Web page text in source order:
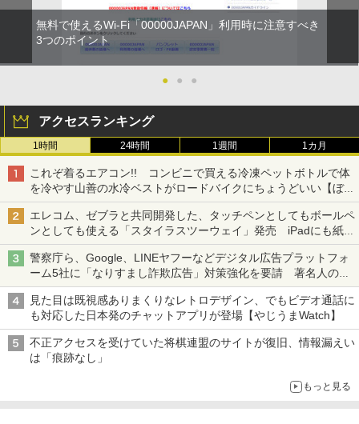
無料で使えるWi-Fi「00000JAPAN」利用時に注意すべき
3つのポイント
● ● ●
アクセスランキング
1時間 24時間 1週間 1カ月
これぞ着るエアコン!! コンビニで買える冷凍ペットボトルで体
を冷やす山善の水冷ベストがロードバイクにちょうどいい【ぼっ
ち・ざ・ろーど！その14】【空いた時間でなにしてる？】
エレコム、ゼブラと共同開発した、タッチペンとしてもボールペ
ンとしても使える「スタイラスツーウェイ」発売 iPadにも紙に
も、持ち替えずに書き込める
警察庁ら、Google、LINEヤフーなどデジタル広告プラットフォ
ーム5社に「なりすまし詐欺広告」対策強化を要請 著名人の写
真や映像を使った投資詐欺などへの対策として
見た目は既視感ありまくりなレトロデザイン、でもビデオ通話に
も対応した日本発のチャットアプリが登場【やじうまWatch】
不正アクセスを受けていた将棋連盟のサイトが復旧、情報漏えい
は「痕跡なし」
もっと見る